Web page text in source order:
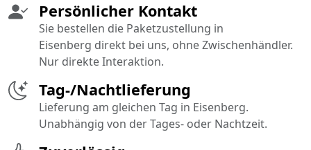
Tag-/Nachtlieferung
Lieferung am gleichen Tag in Eisenberg.
Unabhängig von der Tages- oder Nachtzeit.
Persönlicher Kontakt
Sie bestellen die Paketzustellung in
Eisenberg direkt bei uns, ohne Zwischenhändler.
Nur direkte Interaktion.